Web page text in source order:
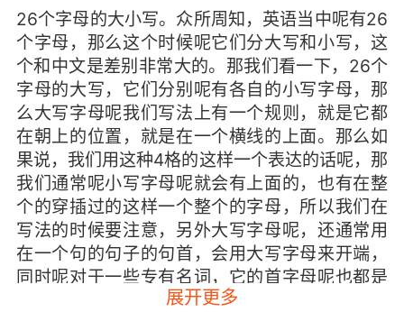
26个字母的大小写。众所周知，英语当中呢有26
个字母，那么这个时候呢它们分大写和小写，这
个和中文是差别非常大的。那我们看一下，26个
字母的大写，它们分别呢有各自的小写字母，那
么大写字母呢我们写法上有一个规则，就是它都
在朝上的位置，就是在一个横线的上面。那么如
果说，我们用这种4格的这样一个表达的话呢，那
我们通常呢小写字母呢就会有上面的，也有在整
个的穿插过的这样一个整个的字母，所以我们在
写法的时候要注意，另外大写字母呢，还通常用
在一个句的句子的句首，会用大写字母来开端，
同时呢对于一些专有名词，它的首字母呢也都是
要大写，所以这是大小写字母所用的一些规则，
展开更多